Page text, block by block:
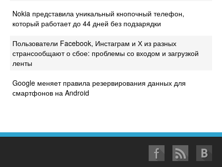
Nokia представила уникальный кнопочный телефон,
который работает до 44 дней без подзарядки
Пользователи Facebook, Инстаграм и Х из разных
странсообщают о сбое: проблемы со входом и загрузкой
ленты
Google меняет правила резервирования данных для
смартфонов на Android